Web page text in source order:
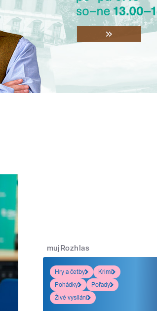
mujRozhlas
Hry a četby
Krimi
Pohádky
Pořady
Živé vysílání